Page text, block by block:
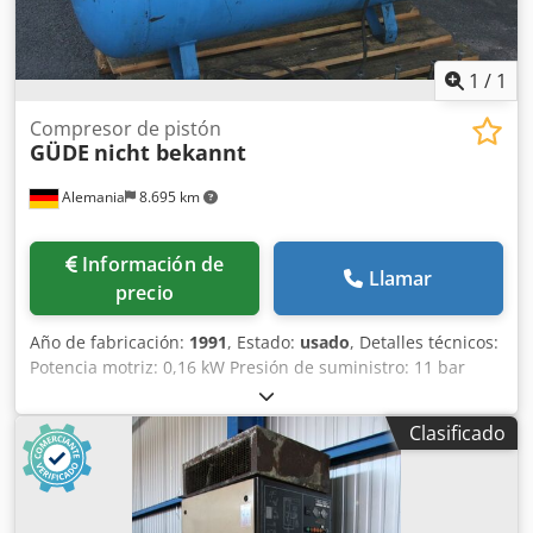
1 / 1
Alemania 8.695 km
Compresor de pistón
GÜDE nicht bekannt
Información de
precio
Llamar
Año de fabricación: 1991, Estado: usado, Detalles técnicos:
Potencia motriz: 0,16 kW Presión de suministro: 11 bar
Capacidad en litros: 250 l Potencia total necesaria: 2,8 kw
Compresor de pistón con depósito de presión Chedpfx Aeu
Nzxrjkbea Estado: Junta de culata y disco de acero
defectuosos. El pistón está bien. Se vende como donante
de piezas de repuesto. *
Clasificado